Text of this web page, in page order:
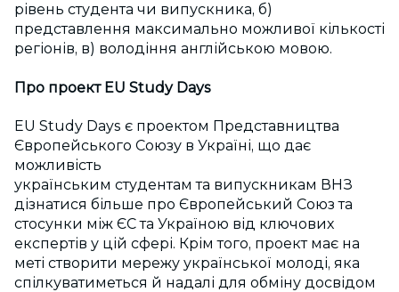
рівень студента чи випускника, б)
представлення максимально можливої кількості
регіонів, в) володіння англійською мовою.
Про проект EU Study Days
EU Study Days є проектом Представництва
Європейського Союзу в Україні, що дає
можливість
українським студентам та випускникам ВНЗ
дізнатися більше про Європейський Союз та
стосунки між ЄС та Україною від ключових
експертів у цій сфері. Крім того, проект має на
меті створити мережу української молоді, яка
спілкуватиметься й надалі для обміну досвідом